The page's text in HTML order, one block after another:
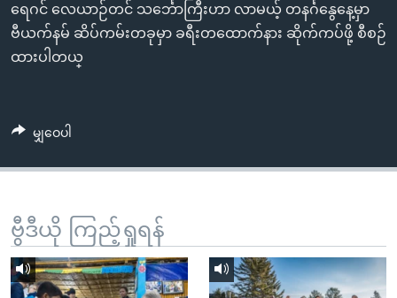
ကြည့်
ရန်
ရှာဖွေ
သို့
ဘာသာစကားများ
ရေဂင် လေယာဉ်တင် သင်္ဘောကြီးဟာ လာမယ့် တနင်္ဂနွေနေ့မှာ
ဗီယက်နမ် ဆိပ်ကမ်းတခုမှာ ခရီးတထောက်နား ဆိုက်ကပ်ဖို့ စီစဉ်
ထားပါတယ္
မျှဝေပါ
ဗွီဒီယို ကြည့်ရှုရန်